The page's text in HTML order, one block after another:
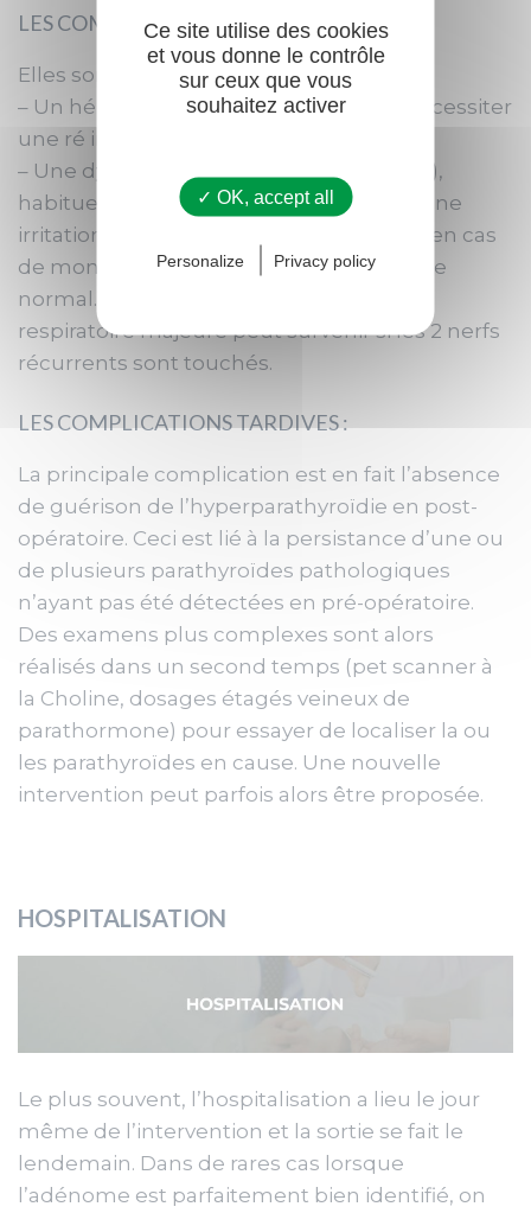
LES COMPLICATIONS PRÉCOCES :
Elles sont rares :
– Un hématome compressif pouvant nécessiter
une ré intervention
– Une dysphonie (modification de la voix),
habituellement passagère, en raison d’une
irritation des nerfs récurrents y compris en cas
de monitoring récurrentiel per opératoire
normal. Exceptionnellement, une gène
respiratoire majeure peut survenir si les 2 nerfs
récurrents sont touchés.
LES COMPLICATIONS TARDIVES :
La principale complication est en fait l’absence
de guérison de l’hyperparathyroïdie en post-
opératoire. Ceci est lié à la persistance d’une ou
de plusieurs parathyroïdes pathologiques
n’ayant pas été détectées en pré-opératoire.
Des examens plus complexes sont alors
réalisés dans un second temps (pet scanner à
la Choline, dosages étagés veineux de
parathormone) pour essayer de localiser la ou
les parathyroïdes en cause. Une nouvelle
intervention peut parfois alors être proposée.
HOSPITALISATION
Le plus souvent, l’hospitalisation a lieu le jour
même de l’intervention et la sortie se fait le
lendemain. Dans de rares cas lorsque
l’adénome est parfaitement bien identifié, on
Ce site utilise des cookies
et vous donne le contrôle
sur ceux que vous
souhaitez activer
✓ OK, accept all
Personalize Privacy policy